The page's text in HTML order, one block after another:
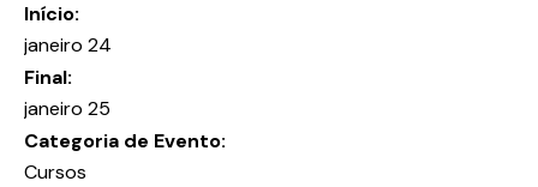
Início:
janeiro 24
Final:
janeiro 25
Categoria de Evento:
Cursos